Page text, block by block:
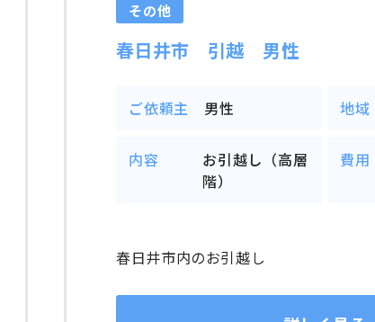
その他
春日井市 引越 男性
ご依頼主 男性 地域
内容
お引越し（高層
階）
費用
春日井市内のお引越し